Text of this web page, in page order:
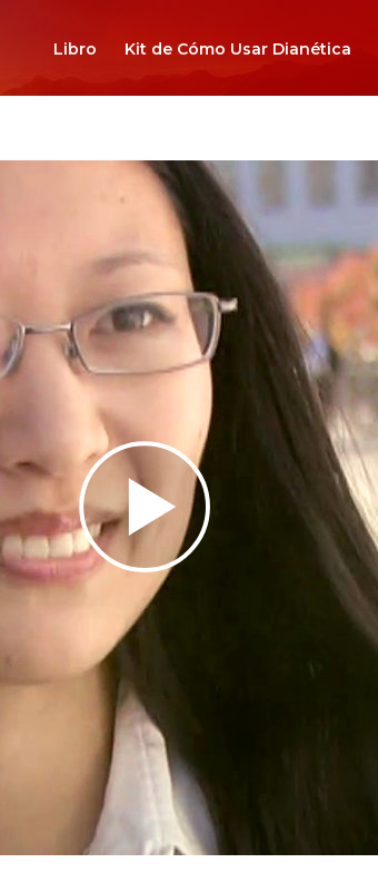
Libro Kit de Cómo Usar Dianética
Play
Video